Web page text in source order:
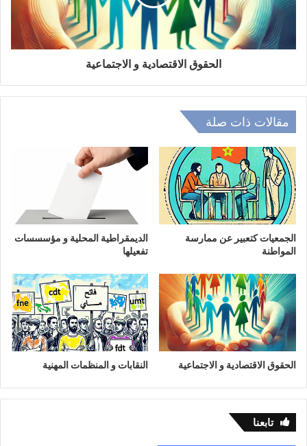
الحقوق الاقتصادية و الاجتماعية
مقالات ذات صلة
الجمعيات كتعبير عن ممارسة
المواطنة
الديمقراطية المحلية و مؤسسسات
تفعيلها
الحقوق الاقتصادية و الاجتماعية النقابات و المنظمات المهنية
تابعنا